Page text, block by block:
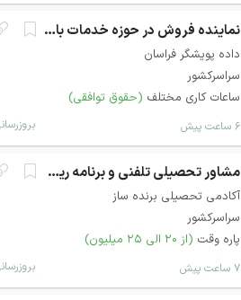
نماینده فروش در حوزه خدمات بانکی و پرداخت
داده پویشگر فراسان
سراسرکشور
ساعات کاری مختلف (حقوق توافقی)
۶ ساعت پیش
مشاور تحصیلی تلفنی و برنامه ریزی
آکادمی تحصیلی برنده ساز
سراسرکشور
پاره وقت (از ۲۰ الی ۲۵ میلیون)
۷ ساعت پیش